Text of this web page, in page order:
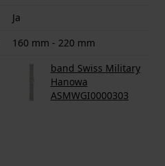
Ja
160 mm - 220 mm
band Swiss Military
Hanowa
ASMWGI0000303